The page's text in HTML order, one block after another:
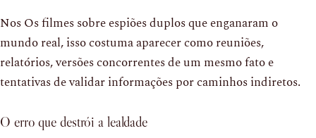
Nos Os filmes sobre espiões duplos que enganaram o
mundo real, isso costuma aparecer como reuniões,
relatórios, versões concorrentes de um mesmo fato e
tentativas de validar informações por caminhos indiretos.
O erro que destrói a lealdade